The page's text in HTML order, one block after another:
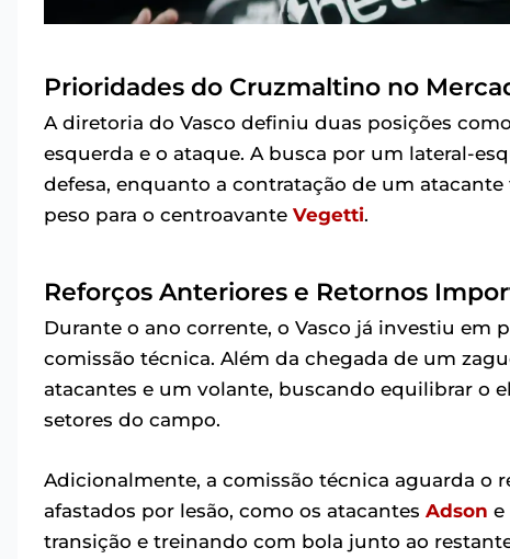
Prioridades do Cruzmaltino no
A diretoria do Vasco definiu duas posições
esquerda e o ataque. A busca por um lateral-
defesa, enquanto a contratação de um
peso para o centroavante Vegetti.
Reforços Anteriores e Retornos
Durante o ano corrente, o Vasco já investiu em
comissão técnica. Além da chegada de um
atacantes e um volante, buscando equilibrar o
setores do campo.
Adicionalmente, a comissão técnica aguarda o
afastados por lesão, como os atacantes Adson e
transição e treinando com bola junto ao